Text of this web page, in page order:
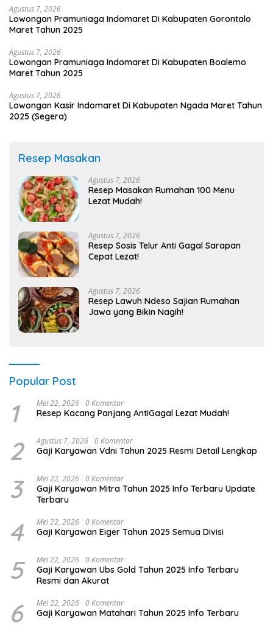
Agustus 7, 2026
Lowongan Pramuniaga Indomaret Di Kabupaten Gorontalo
Maret Tahun 2025
Agustus 7, 2026
Lowongan Pramuniaga Indomaret Di Kabupaten Boalemo
Maret Tahun 2025
Agustus 7, 2026
Lowongan Kasir Indomaret Di Kabupaten Ngada Maret Tahun
2025 (Segera)
Resep Masakan
Agustus 7, 2026
Resep Masakan Rumahan 100 Menu
Lezat Mudah!
Agustus 7, 2026
Resep Sosis Telur Anti Gagal Sarapan
Cepat Lezat!
Agustus 7, 2026
Resep Lawuh Ndeso Sajian Rumahan
Jawa yang Bikin Nagih!
Popular Post
1 Mei 22, 2026 0 Komentar
Resep Kacang Panjang AntiGagal Lezat Mudah!
2 Agustus 7, 2026 0 Komentar
Gaji Karyawan Vdni Tahun 2025 Resmi Detail Lengkap
3 Mei 22, 2026 0 Komentar
Gaji Karyawan Mitra Tahun 2025 Info Terbaru Update
Terbaru
4 Mei 22, 2026 0 Komentar
Gaji Karyawan Eiger Tahun 2025 Semua Divisi
5 Mei 22, 2026 0 Komentar
Gaji Karyawan Ubs Gold Tahun 2025 Info Terbaru
Resmi dan Akurat
6 Mei 22, 2026 0 Komentar
Gaji Karyawan Matahari Tahun 2025 Info Terbaru